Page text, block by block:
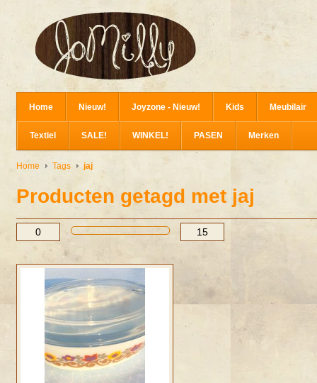
Home Nieuw! Joyzone - Nieuw! Kids Meubilair
Textiel SALE! WINKEL! PASEN Merken
Home Tags jaj
Producten getagd met jaj